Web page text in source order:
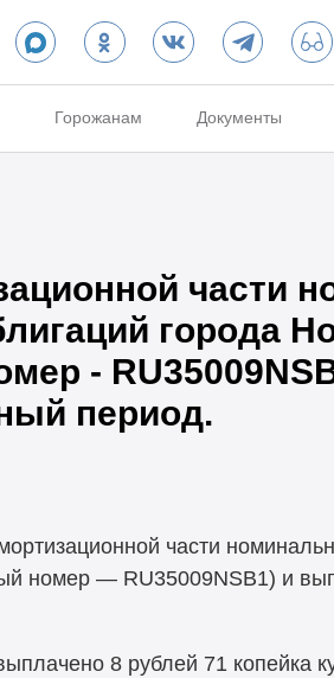
Горожанам Документы
части
города
-
период.
части
номер — RU35009NSB1) и
8 рублей 71 копейка